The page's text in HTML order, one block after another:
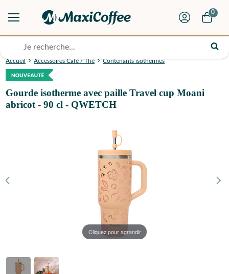
0
Accueil Accessoires Café / Thé Contenants isothermes
Gourde isotherme avec paille Travel cup Moani
abricot - 90 cl - QWETCH
Cliquez pour agrandir